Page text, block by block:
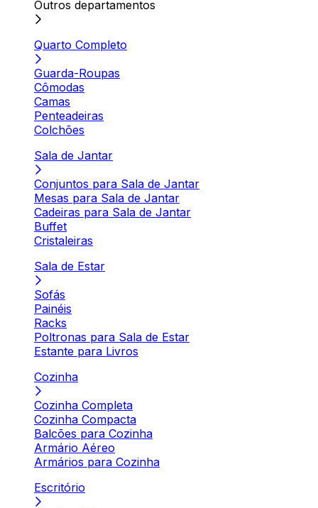
Outros departamentos
Quarto Completo
Guarda-Roupas
Cômodas
Camas
Penteadeiras
Colchões
Sala de Jantar
Conjuntos para Sala de Jantar
Mesas para Sala de Jantar
Cadeiras para Sala de Jantar
Buffet
Cristaleiras
Sala de Estar
Sofás
Painéis
Racks
Poltronas para Sala de Estar
Estante para Livros
Cozinha
Cozinha Completa
Cozinha Compacta
Balcões para Cozinha
Armário Aéreo
Armários para Cozinha
Escritório